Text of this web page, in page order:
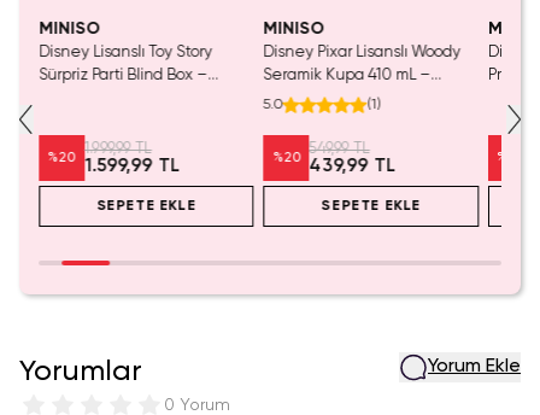
MINISO
Disney Lisanslı Toy Story
Sürpriz Parti Blind Box –
%20
1.999,99 TL
1.599,99 TL
SEPETE EKLE
MINISO
Disney Pixar Lisanslı Woody
Seramik Kupa 410 mL –
Eğlenceli Karakter Tasarımı
5.0 (1)
%20
549,99 TL
439,99 TL
SEPETE EKLE
%
Yorumlar
0 Yorum
Yorum Ekle